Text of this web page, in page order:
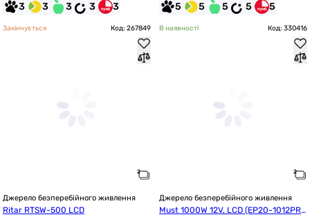
3 3 3 3 3 5 5 5 5 5
Закінчується Код: 267849
Джерело безперебійного живлення
Ritar RTSW-500 LCD
В наявності Код: 330416
Джерело безперебійного живлення
Must 1000W 12V, LCD (EP20-1012PR